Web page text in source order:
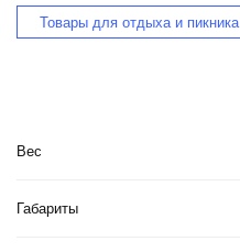
Товары для отдыха и пикника
Вес
Габариты